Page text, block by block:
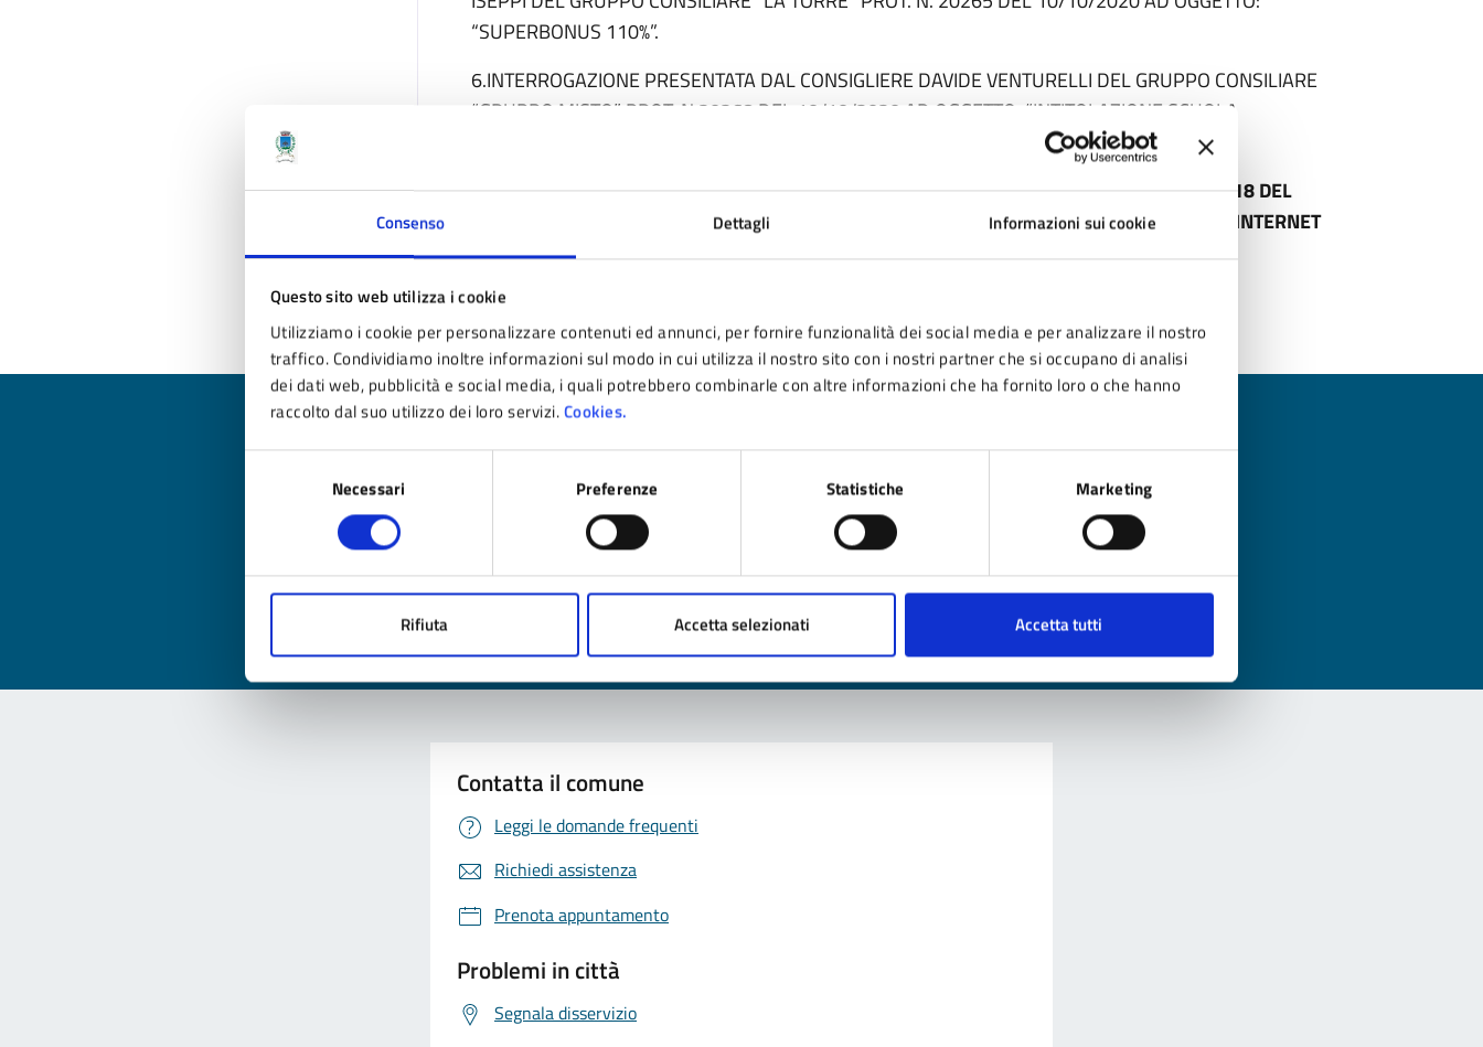
Consenso Dettagli Informazioni sui cookie
Questo sito web utilizza i cookie
Utilizziamo i cookie per personalizzare contenuti ed annunci, per fornire funzionalità dei social media e per analizzare il nostro
traffico. Condividiamo inoltre informazioni sul modo in cui utilizza il nostro sito con i nostri partner che si occupano di analisi
dei dati web, pubblicità e social media, i quali potrebbero combinarle con altre informazioni che ha fornito loro o che hanno
raccolto dal suo utilizzo dei loro servizi.Cookies.
Necessari Preferenze Statistiche Marketing
Rifiuta Accetta selezionati Accetta tutti
“SUPERBONUS 110%”.
6.INTERROGAZIONE PRESENTATA DAL CONSIGLIERE DAVIDE VENTURELLI DEL GRUPPO CONSILIARE
“GRUPPO MISTO” PROT. N 20268 DEL 10/10/2020 AD OGGETTO: “INTITOLAZIONE SCUOLA
LA SEDUTA SI SVOLGERÀ IN MODALITÀ VIDEOCONFERENZA COME PREVISTO DAL D.L. N. 18 DEL
17/03/2020 ART. 73 E SUCCESSIVAMENTE SARÀ DISPONIBILE PER LA VISIONE SUL SITO INTERNET
DEL COMUNE.
Quanto sono chiare le informazioni su questa pagina?
Valuta da 1 a 5 stelle la pagina
Valuta 5 stelle su 5
Valuta 4 stelle su 5
Valuta 3 stelle su 5
Valuta 2 stelle su 5
Valuta 1 stelle su 5
Contatta il comune
Leggi le domande frequenti
Richiedi assistenza
Prenota appuntamento
Problemi in città
Segnala disservizio